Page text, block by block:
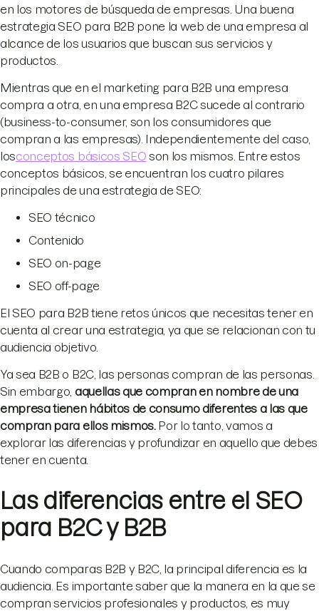
en los motores de búsqueda de empresas. Una buena
estrategia SEO para B2B pone la web de una empresa al
alcance de los usuarios que buscan sus servicios y
productos.
Mientras que en el marketing para B2B una empresa
compra a otra, en una empresa B2C sucede al contrario
(business-to-consumer, son los consumidores que
compran a las empresas). Independientemente del caso,
losconceptos básicos SEO son los mismos. Entre estos
conceptos básicos, se encuentran los cuatro pilares
principales de una estrategia de SEO:
SEO técnico
Contenido
SEO on-page
SEO off-page
El SEO para B2B tiene retos únicos que necesitas tener en
cuenta al crear una estrategia, ya que se relacionan con tu
audiencia objetivo.
Ya sea B2B o B2C, las personas compran de las personas.
Sin embargo, aquellas que compran en nombre de una
empresa tienen hábitos de consumo diferentes a las que
compran para ellos mismos.Por lo tanto, vamos a
explorar las diferencias y profundizar en aquello que debes
tener en cuenta.
Las diferencias entre el SEO
para B2C y B2B
Cuando comparas B2B y B2C, la principal diferencia es la
audiencia. Es importante saber que la manera en la que se
compran servicios profesionales y productos, es muy